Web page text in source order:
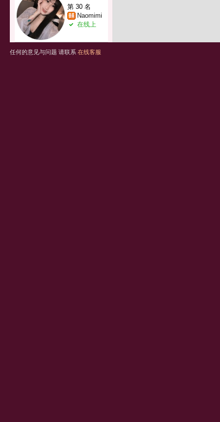
第 30 名
Naomimi
在线上
任何的意见与问题 请联系 在线客服